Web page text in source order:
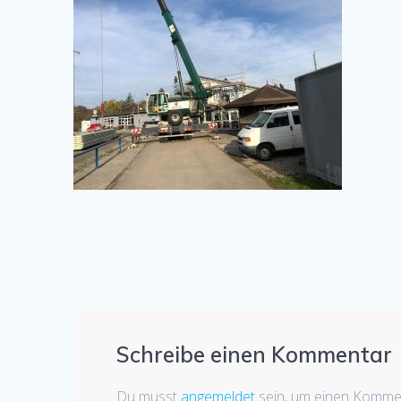
Schreibe einen Kommentar
Du musst angemeldet sein, um einen